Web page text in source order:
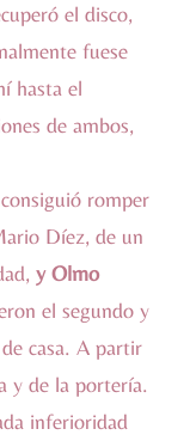
el disco,
fuese
hasta el
de ambos,
romper
Díez, de un
y Olmo
el segundo y
casa. A partir
y de la portería.
inferioridad